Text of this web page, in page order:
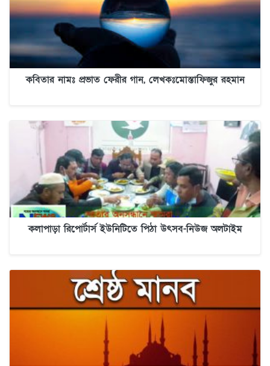
কবিতার নামঃ প্রভাত ফেরীর গান, লেখকঃমোস্তাফিজুর রহমান
কলাপাড়া রিপোর্টার্স ইউনিটিতে পিঠা উৎসব-নিউজ অলটাইম